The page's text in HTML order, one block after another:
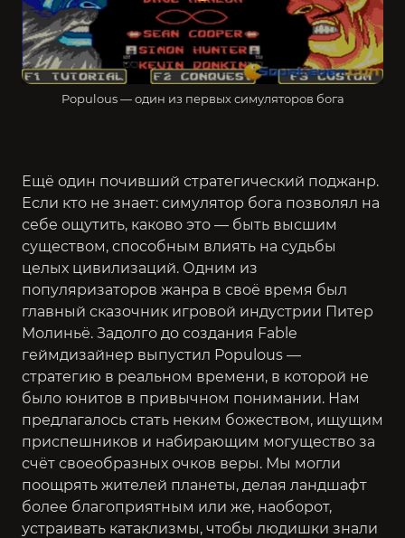
Populous — один из первых симуляторов бога
Ещё один почивший стратегический поджанр.
Если кто не знает: симулятор бога позволял на
себе ощутить, каково это — быть высшим
существом, способным влиять на судьбы
целых цивилизаций. Одним из
популяризаторов жанра в своё время был
главный сказочник игровой индустрии Питер
Молиньё. Задолго до создания Fable
геймдизайнер выпустил Populous —
стратегию в реальном времени, в которой не
было юнитов в привычном понимании. Нам
предлагалось стать неким божеством, ищущим
приспешников и набирающим могущество за
счёт своеобразных очков веры. Мы могли
поощрять жителей планеты, делая ландшафт
более благоприятным или же, наоборот,
устраивать катаклизмы, чтобы людишки знали